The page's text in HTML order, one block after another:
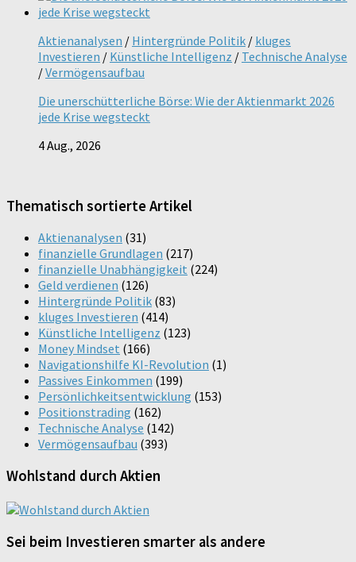
Aktienanalysen / Hintergründe Politik / kluges
Investieren / Künstliche Intelligenz / Technische Analyse
/Vermögensaufbau
Die unerschütterliche Börse: Wie der Aktienmarkt 2026
jede Krise wegsteckt
4 Aug., 2026
Thematisch sortierte Artikel
Aktienanalysen (31)
finanzielle Grundlagen (217)
finanzielle Unabhängigkeit (224)
Geld verdienen (126)
Hintergründe Politik (83)
kluges Investieren (414)
Künstliche Intelligenz (123)
Money Mindset (166)
Navigationshilfe KI-Revolution (1)
Passives Einkommen (199)
Persönlichkeitsentwicklung (153)
Positionstrading (162)
Technische Analyse (142)
Vermögensaufbau (393)
Wohlstand durch Aktien
Sei beim Investieren smarter als andere